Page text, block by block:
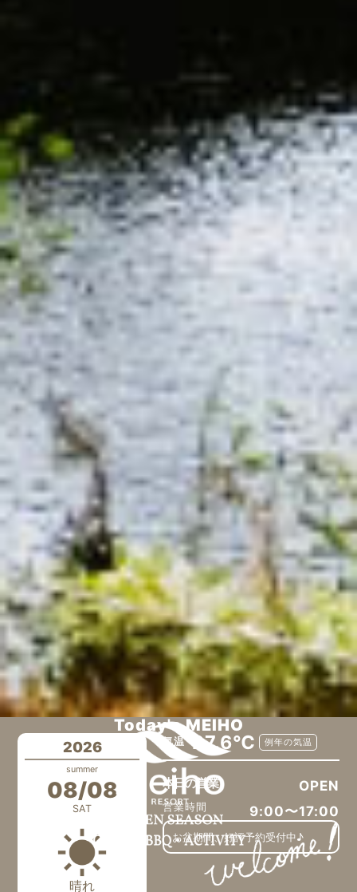
Today's MEIHO
2026
summer
08/08
SAT
晴れ
気温 27.6℃ 例年の気温
本日の営業 OPEN
営業時間 9:00〜17:00
お盆期間、好評予約受付中♪